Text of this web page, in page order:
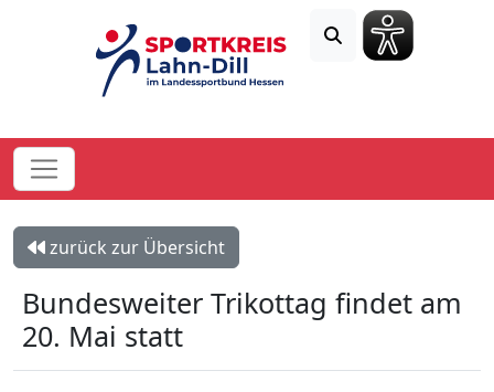
zurück zur Übersicht
Bundesweiter Trikottag findet am
20. Mai statt